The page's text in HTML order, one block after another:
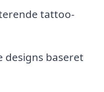
tattoo-
designs baseret